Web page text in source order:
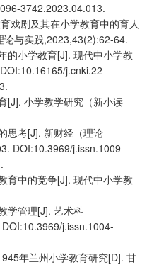
3742.2023.04.013.
戏剧及其在小学教育中的育人
论与实践,2023,43(2):62-64.
的小学教育[J]. 现代中小学教
j.cnki.22-
[J]. 小学教学研究（新小读
思考[J]. 新财经（理论
DOI:10.3969/j.issn.1009-
育中的竞争[J]. 现代中小学教
学管理[J]. 艺术科
j.issn.1004-
年兰州小学教育研究[D]. 甘